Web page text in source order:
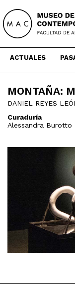
content
ACTUALES
MONTAÑA:
DANIEL REYES
Curaduría
Alessandra Burotto